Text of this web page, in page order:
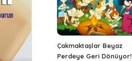
Çakmaktaşlar Beyaz
Perdeye Geri Dönüyor!